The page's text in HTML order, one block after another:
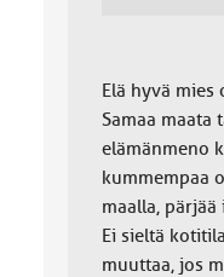
Elä hyvä mies
Samaa maata
elämänmeno
kummempaa
maalla,
Ei sieltä
muuttaa, jos